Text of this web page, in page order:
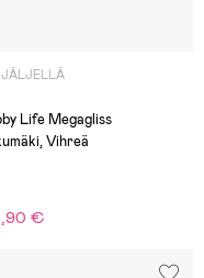
JÄLJELLÄ
Life Megagliss
Vihreä
€